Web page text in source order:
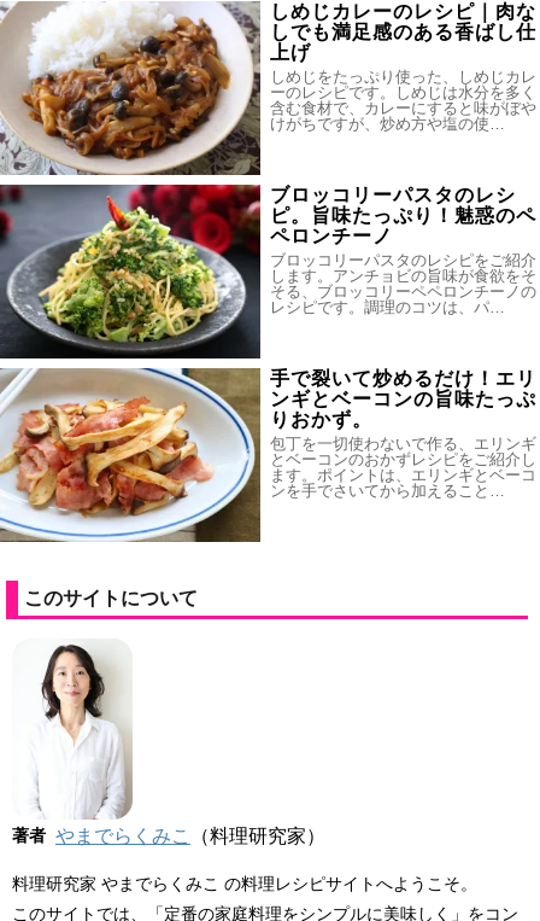
しめじカレーのレシピ｜肉な
しでも満足感のある香ばし仕
上げ
しめじをたっぷり使った、しめじカレ
ーのレシピです。しめじは水分を多く
含む食材で、カレーにすると味がぼや
けがちですが、炒め方や塩の使…
ブロッコリーパスタのレシ
ピ。旨味たっぷり！魅惑のペ
ペロンチーノ
ブロッコリーパスタのレシピをご紹介
します。アンチョビの旨味が食欲をそ
そる、ブロッコリーペペロンチーノの
レシピです。調理のコツは、パ…
手で裂いて炒めるだけ！エリ
ンギとベーコンの旨味たっぷ
りおかず。
包丁を一切使わないで作る、エリンギ
とベーコンのおかずレシピをご紹介し
ます。ポイントは、エリンギとベーコ
ンを手でさいてから加えること…
このサイトについて
著者 やまでらくみこ （料理研究家）
料理研究家 やまでらくみこ の料理レシピサイトへようこそ。
このサイトでは、「定番の家庭料理をシンプルに美味しく」をコン